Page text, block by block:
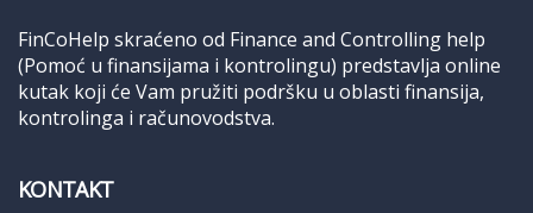
FinCoHelp skraćeno od Finance and Controlling help
(Pomoć u finansijama i kontrolingu) predstavlja online
kutak koji će Vam pružiti podršku u oblasti finansija,
kontrolinga i računovodstva.
KONTAKT